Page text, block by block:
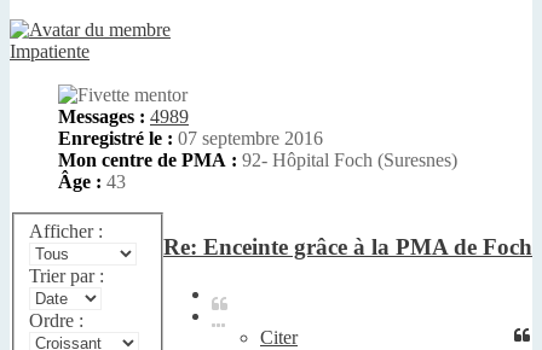
Impatiente
Messages : 4989
Enregistré le : 07 septembre 2016
Mon centre de PMA : 92- Hôpital Foch (Suresnes)
Âge : 43
Re: Enceinte grâce à la PMA de Foch
Citer
Afficher :
Trier par :
Ordre :